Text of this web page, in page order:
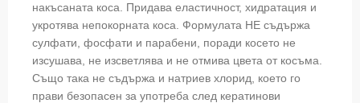
накъсаната коса. Придава еластичност, хидратация и
укротява непокорната коса. Формулата НЕ съдържа
сулфати, фосфати и парабени, поради косето не
изсушава, не изсветлява и не отмива цвета от косъма.
Също така не съдържа и натриев хлорид, което го
прави безопасен за употреба след кератинови